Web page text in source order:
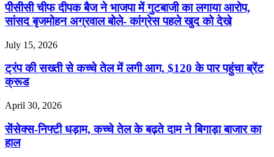
पीसीसी चीफ दीपक बैज ने भाजपा में गुटबाजी का लगाया आरोप,
सांसद बृजमोहन अग्रवाल बोले- कांग्रेस पहले खुद को देखे
July 15, 2026
ट्रंप की सख्ती से कच्चे तेल में लगी आग, $120 के पार पहुंचा ब्रेंट
क्रूड
April 30, 2026
सेंसेक्स-निफ्टी धड़ाम, कच्चे तेल के बढ़ते दाम ने बिगाड़ा बाजार का
हाल